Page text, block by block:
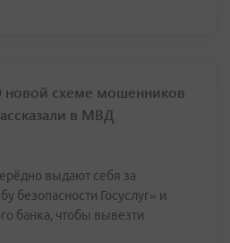
новой схеме мошенников
в МВД
выдают себя за
безопасности Госуслуг» и
банка, чтобы вывезти